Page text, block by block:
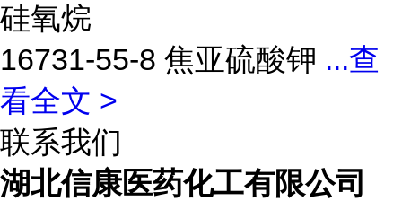
硅氧烷
16731-55-8 焦亚硫酸钾 ...查
看全文 >
联系我们
湖北信康医药化工有限公司